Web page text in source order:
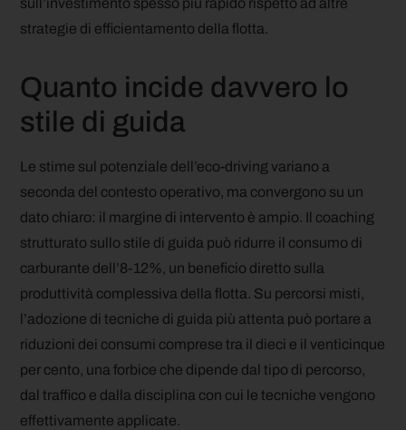
strategie di efficientamento della flotta.
Quanto incide davvero lo
stile di guida
Le stime sul potenziale dell’eco-driving variano a
seconda del contesto operativo, ma convergono su un
dato chiaro: il margine di intervento è ampio. Il coaching
strutturato sullo stile di guida può ridurre il consumo di
carburante dell’8-12%, un beneficio diretto sulla
produttività complessiva della flotta. Su percorsi misti,
l’adozione di tecniche di guida più attenta può portare a
riduzioni dei consumi comprese tra il dieci e il venticinque
per cento, una forbice che dipende dal tipo di percorso,
dal traffico e dalla disciplina con cui le tecniche vengono
effettivamente applicate.